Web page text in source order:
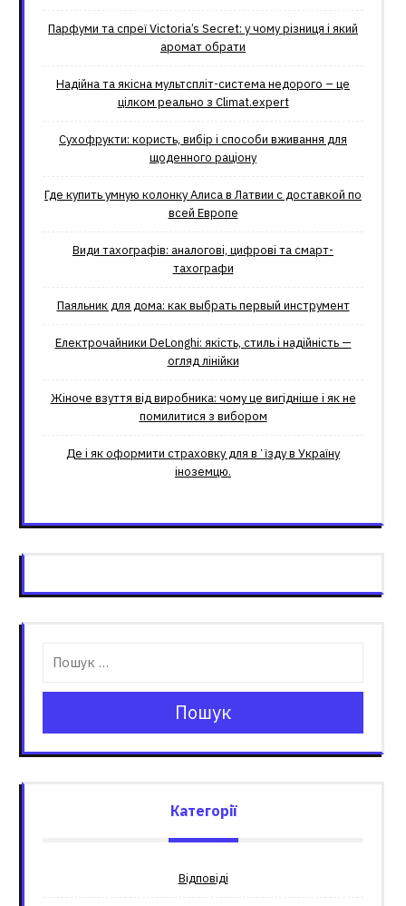
Парфуми та спреї Victoria’s Secret: у чому різниця і який
аромат обрати
Надійна та якісна мультспліт-система недорого – це
цілком реально з Climat.еxpert
Сухофрукти: користь, вибір і способи вживання для
щоденного раціону
Где купить умную колонку Алиса в Латвии с доставкой по
всей Европе
Види тахографів: аналогові, цифрові та смарт-
тахографи
Паяльник для дома: как выбрать первый инструмент
Електрочайники DeLonghi: якість, стиль і надійність —
огляд лінійки
Жіноче взуття від виробника: чому це вигідніше і як не
помилитися з вибором
Де і як оформити страховку для вʼїзду в Україну
іноземцю.
Пошук
Категорії
Відповіді